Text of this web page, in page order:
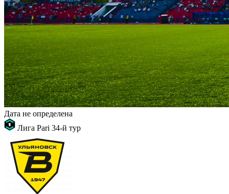
Дата не определена
Лига Pari 34-й тур